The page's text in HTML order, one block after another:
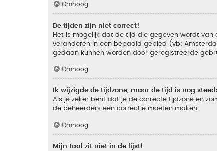
Omhoog
De tijden zijn niet correct!
Het is mogelijk dat de tijd die gegeven wordt van
veranderen in een bepaald gebied (vb:
gedaan kunnen worden door geregistreerde
Omhoog
Ik wijzigde de tijdzone, maar de tijd is nog
Als je zeker bent dat je de correcte tijdzone en
de beheerders een correctie moeten maken.
Omhoog
Mijn taal zit niet in de lijst!